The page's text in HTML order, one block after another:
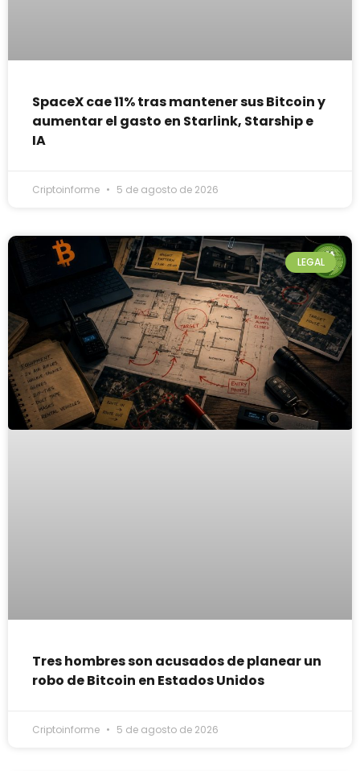
SpaceX cae 11% tras mantener sus Bitcoin y
aumentar el gasto en Starlink, Starship e
IA
Criptoinforme 5 de agosto de 2026
LEGAL
Tres hombres son acusados de planear un
robo de Bitcoin en Estados Unidos
Criptoinforme 5 de agosto de 2026